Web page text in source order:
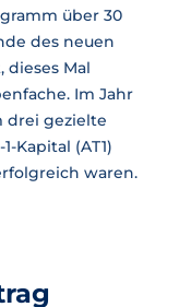
über 30
des neuen
Mal
Im Jahr
drei gezielte
Kapital (AT1)
waren.